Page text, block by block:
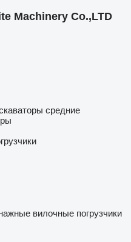
Machinery Co.,LTD
средние
вилочные погрузчики